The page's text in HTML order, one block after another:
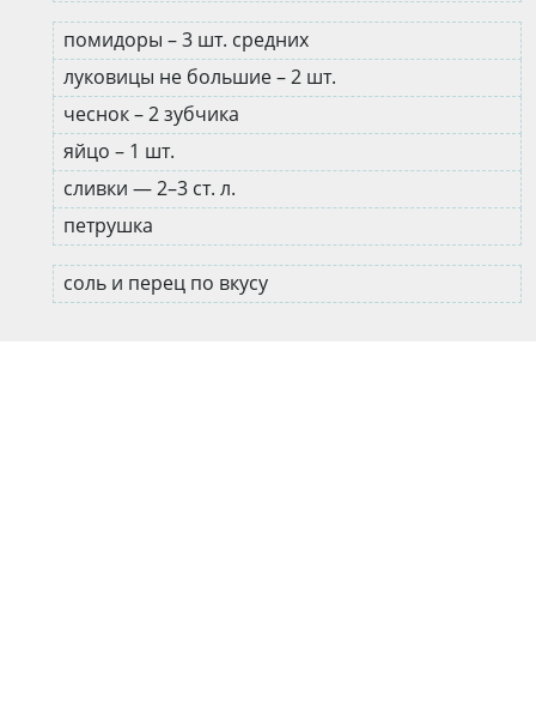
помидоры – 3 шт. средних
луковицы не большие – 2 шт.
чеснок – 2 зубчика
яйцо – 1 шт.
сливки — 2–3 ст. л.
петрушка
соль и перец по вкусу